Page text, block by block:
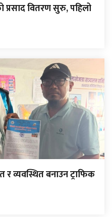
प्रसाद वितरण सुरु, पहिलो
व्यवस्थित बनाउन ट्राफिक